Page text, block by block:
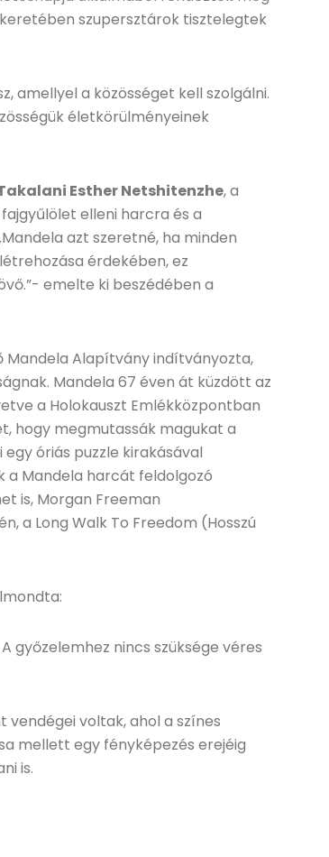
szupersztárok tisztelegtek
amellyel a közösséget kell szolgálni.
életkörülményeinek
Esther Netshitenzhe, a
elleni harcra és a
azt szeretné, ha minden
érdekében, ez
emelte ki beszédében a
Alapítvány indítványozta,
Mandela 67 éven át küzdött az
a Holokauszt Emlékközpontban
hogy megmutassák magukat a
egy óriás puzzle kirakásával
a Mandela harcát feldolgozó
is, Morgan Freeman
a Long Walk To Freedom (Hosszú
győzelemhez nincs szüksége véres
vendégei voltak, ahol a színes
mellett egy fényképezés erejéig
is.